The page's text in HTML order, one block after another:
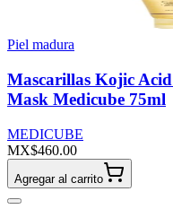
Piel madura
Mascarillas Kojic
Mask Medicube 75ml
MEDICUBE
MX$460.00
Agregar al carrito